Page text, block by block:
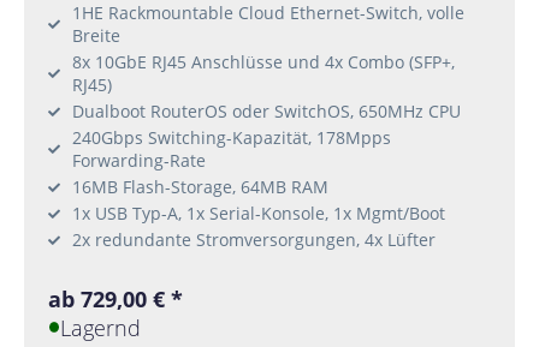
1HE Rackmountable Cloud Ethernet-Switch, volle
Breite
8x 10GbE RJ45 Anschlüsse und 4x Combo (SFP+,
RJ45)
Dualboot RouterOS oder SwitchOS, 650MHz CPU
240Gbps Switching-Kapazität, 178Mpps
Forwarding-Rate
16MB Flash-Storage, 64MB RAM
1x USB Typ-A, 1x Serial-Konsole, 1x Mgmt/Boot
2x redundante Stromversorgungen, 4x Lüfter
ab 729,00 € *
Lagernd